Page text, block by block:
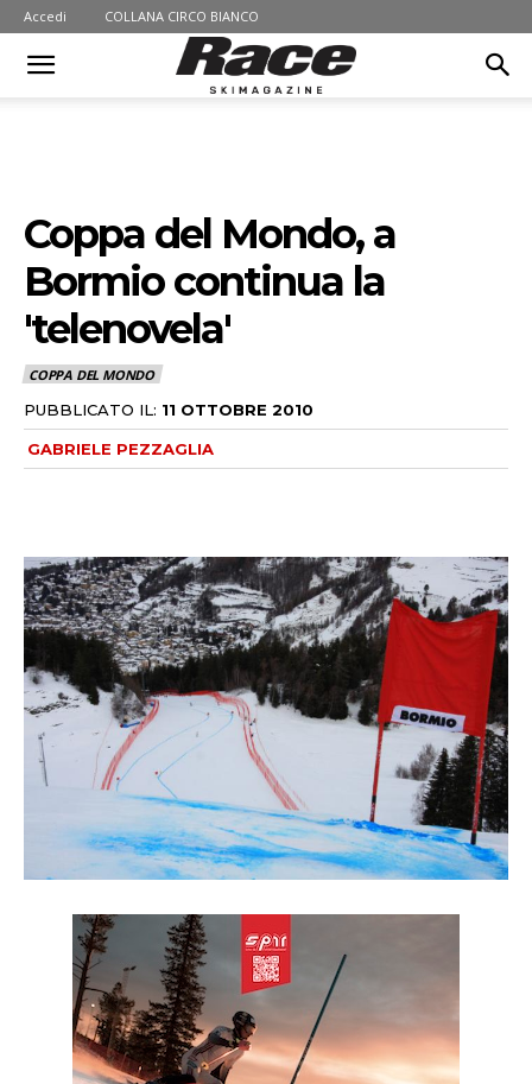
Accedi COLLANA CIRCO BIANCO
Coppa del Mondo, a
Bormio continua la
'telenovela'
COPPA DEL MONDO
PUBBLICATO IL: 11 OTTOBRE 2010
GABRIELE PEZZAGLIA